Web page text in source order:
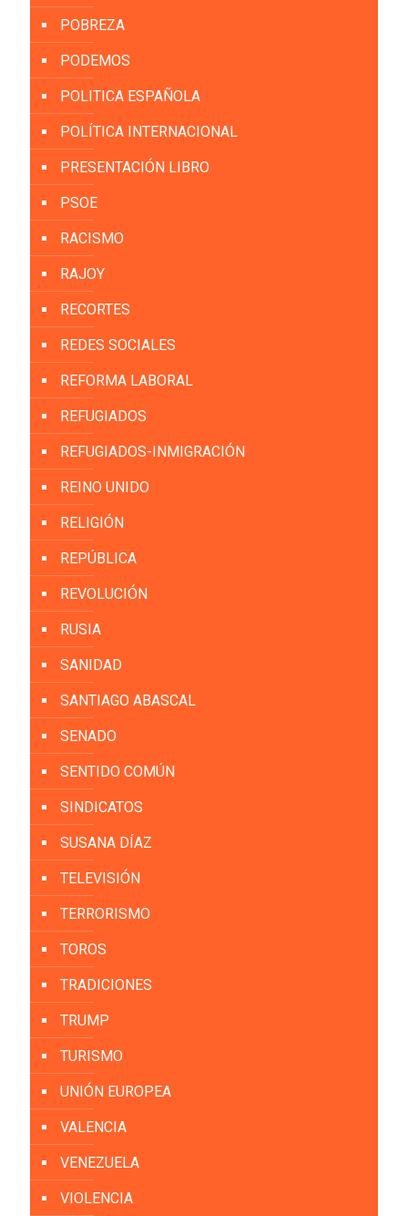
POBREZA
PODEMOS
POLITICA ESPAÑOLA
POLÍTICA INTERNACIONAL
PRESENTACIÓN LIBRO
PSOE
RACISMO
RAJOY
RECORTES
REDES SOCIALES
REFORMA LABORAL
REFUGIADOS
REFUGIADOS-INMIGRACIÓN
REINO UNIDO
RELIGIÓN
REPÚBLICA
REVOLUCIÓN
RUSIA
SANIDAD
SANTIAGO ABASCAL
SENADO
SENTIDO COMÚN
SINDICATOS
SUSANA DÍAZ
TELEVISIÓN
TERRORISMO
TOROS
TRADICIONES
TRUMP
TURISMO
UNIÓN EUROPEA
VALENCIA
VENEZUELA
VIOLENCIA